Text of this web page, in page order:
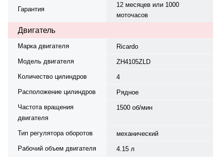
Гарантия
12 месяцев или 1000
моточасов
Двигатель
Марка двигателя
Ricardo
Модель двигателя
ZH4105ZLD
Количество цилиндров
4
Расположение цилиндров
Рядное
Частота вращения
двигателя
1500 об/мин
Тип регулятора оборотов
механический
Рабочий объем двигателя
4.15 л